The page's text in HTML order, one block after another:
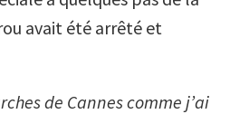
avait été arrêté et
de Cannes comme j’ai